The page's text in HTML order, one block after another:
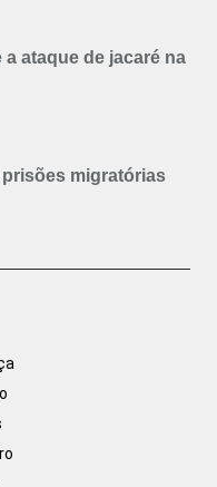
ataque de jacaré na
migratórias